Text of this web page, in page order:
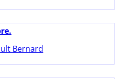
Bernard